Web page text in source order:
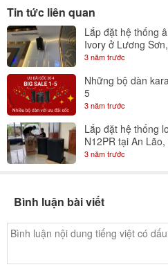
Tin tức liên quan
Lắp đặt hệ thống
Ivory ở Lương
3 năm trước
Những bộ dàn
5
3 năm trước
Lắp đặt hệ thống
N12PR tại An
3 năm trước
Bình luận bài viết